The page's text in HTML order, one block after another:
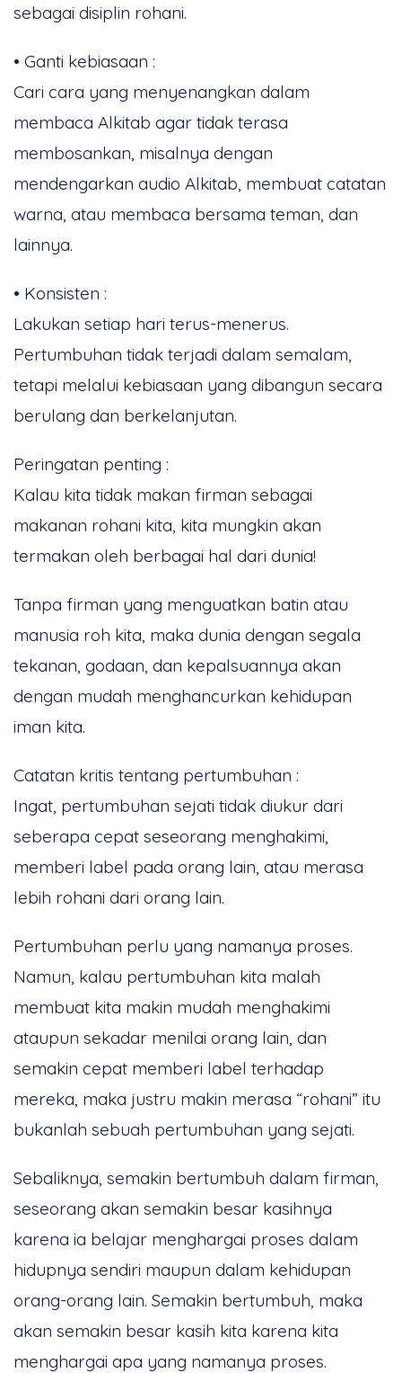
sebagai disiplin rohani.
• Ganti kebiasaan :
Cari cara yang menyenangkan dalam
membaca Alkitab agar tidak terasa
membosankan, misalnya dengan
mendengarkan audio Alkitab, membuat catatan
warna, atau membaca bersama teman, dan
lainnya.
• Konsisten :
Lakukan setiap hari terus-menerus.
Pertumbuhan tidak terjadi dalam semalam,
tetapi melalui kebiasaan yang dibangun secara
berulang dan berkelanjutan.
Peringatan penting :
Kalau kita tidak makan firman sebagai
makanan rohani kita, kita mungkin akan
termakan oleh berbagai hal dari dunia!
Tanpa firman yang menguatkan batin atau
manusia roh kita, maka dunia dengan segala
tekanan, godaan, dan kepalsuannya akan
dengan mudah menghancurkan kehidupan
iman kita.
Catatan kritis tentang pertumbuhan :
Ingat, pertumbuhan sejati tidak diukur dari
seberapa cepat seseorang menghakimi,
memberi label pada orang lain, atau merasa
lebih rohani dari orang lain.
Pertumbuhan perlu yang namanya proses.
Namun, kalau pertumbuhan kita malah
membuat kita makin mudah menghakimi
ataupun sekadar menilai orang lain, dan
semakin cepat memberi label terhadap
mereka, maka justru makin merasa “rohani” itu
bukanlah sebuah pertumbuhan yang sejati.
Sebaliknya, semakin bertumbuh dalam firman,
seseorang akan semakin besar kasihnya
karena ia belajar menghargai proses dalam
hidupnya sendiri maupun dalam kehidupan
orang-orang lain. Semakin bertumbuh, maka
akan semakin besar kasih kita karena kita
menghargai apa yang namanya proses.